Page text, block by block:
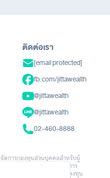
ติดต่อเรา
[email protected]
fb.com/jittawealth
@jittawealth
@jittawealth
02-460-8888
ดการกองทุนส่วนบุคคลสำหรับผู้
อทำธุรกรรมใดๆ ข้อมูล ผลการ
สี่ยง ผู้ลงทุนอาจสูญเสียเงินลงทุน